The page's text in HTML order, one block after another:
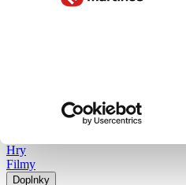
Hry
Filmy
Doplnky